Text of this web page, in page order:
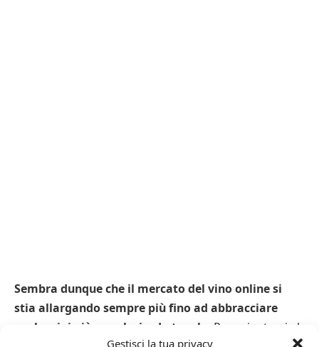
Gestisci la tua privacy
Sembra dunque che il mercato del vino online si
stia allargando sempre più fino ad abbracciare
anche vini più popolari e da tavola
. Per orientarsi al